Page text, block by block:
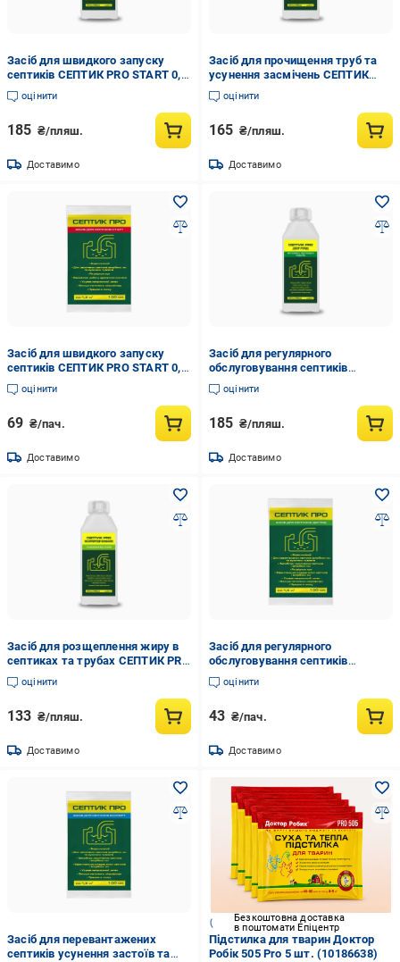
Засіб для швидкого запуску
септиків СЕПТИК PRO START 0,5
л (35262990)
оцінити
185 ₴/пляш.
Доставимо
Засіб для прочищення труб та
усунення засмічень СЕПТИК
PRO ПРОЧИСТКА 0,5 л
(35262996)
оцінити
165 ₴/пляш.
Доставимо
Засіб для швидкого запуску
септиків СЕПТИК PRO START 0,1
л (35262997)
оцінити
69 ₴/пач.
Доставимо
Засіб для регулярного
обслуговування септиків
СЕПТИК PRO ДОГЛЯД 0,5 л
(35262991)
оцінити
185 ₴/пляш.
Доставимо
Засіб для розщеплення жиру в
септиках та трубах СЕПТИК PRO
ЖИРОРОЗЧИННИК 0,5 л
(35262994)
оцінити
133 ₴/пляш.
Доставимо
Засіб для регулярного
обслуговування септиків
СЕПТИК PRO ДОГЛЯД 100 мл
(35262998)
оцінити
43 ₴/пач.
Доставимо
Засіб для перевантажених
септиків усунення застоїв та
Безкоштовна доставка
в поштомати Епіцентр
Підстилка для тварин Доктор
Робік 505 Pro 5 шт. (10186638)